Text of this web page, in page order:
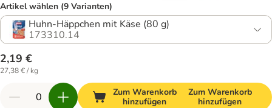
Artikel wählen (9 Varianten)
Huhn-Häppchen mit Käse (80 g)
173310.14
2,19 €
27,38 € / kg
Zum Warenkorb
hinzufügen
Zum Warenkorb
hinzufügen